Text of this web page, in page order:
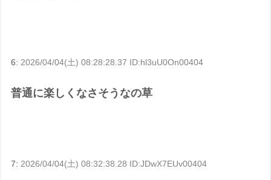
6:2026/04/04(土) 08:28:28.37 ID:hl3uU0On00404
普通に楽しくなさそうなの草
7: 2026/04/04(土) 08:32:38.28 ID:JDwX7EUv00404